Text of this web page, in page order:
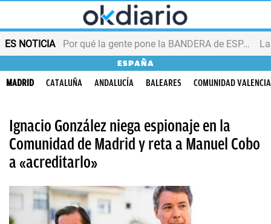
ES NOTICIA Por qué la gente pone la BANDERA de ESPAÑA en el balcón
ESPAÑA
MADRID CATALUÑA ANDALUCÍA BALEARES COMUNIDAD
Ignacio González niega espionaje en la
Comunidad de Madrid y reta a Manuel Cobo
a «acreditarlo»